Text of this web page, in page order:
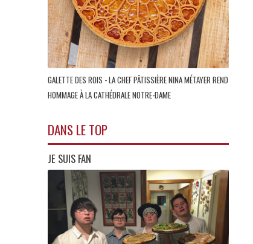
GALETTE DES ROIS - LA CHEF PÂTISSIÈRE NINA MÉTAYER REND
HOMMAGE À LA CATHÉDRALE NOTRE-DAME
DANS LE TOP
JE SUIS FAN